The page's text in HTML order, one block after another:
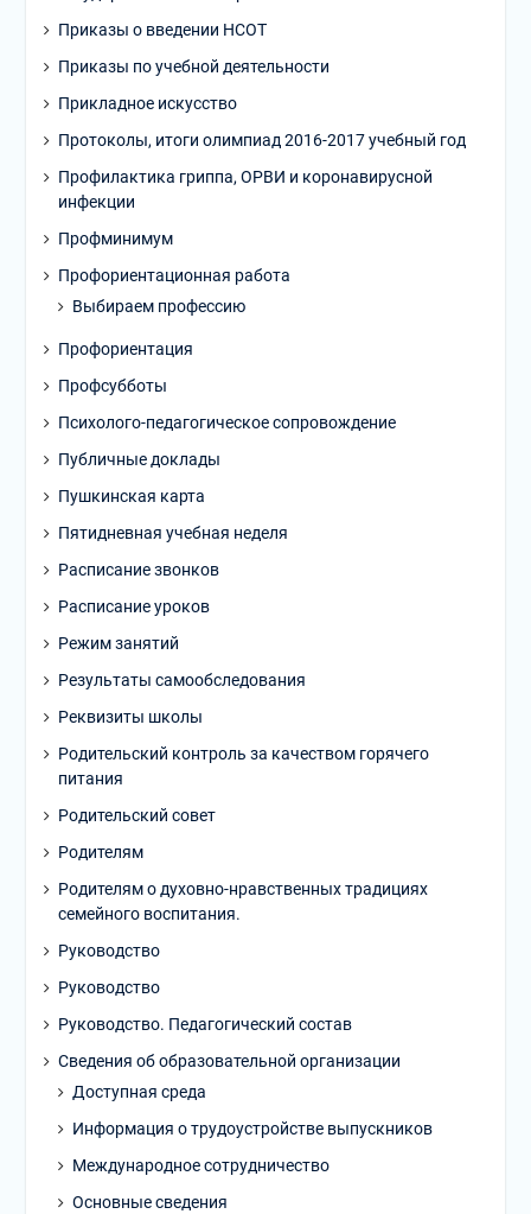
Приказы о введении НСОТ
Приказы по учебной деятельности
Прикладное искусство
Протоколы, итоги олимпиад 2016-2017 учебный год
Профилактика гриппа, ОРВИ и коронавирусной
инфекции
Профминимум
Профориентационная работа
Выбираем профессию
Профориентация
Профсубботы
Психолого-педагогическое сопровождение
Публичные доклады
Пушкинская карта
Пятидневная учебная неделя
Расписание звонков
Расписание уроков
Режим занятий
Результаты самообследования
Реквизиты школы
Родительский контроль за качеством горячего
питания
Родительский совет
Родителям
Родителям о духовно-нравственных традициях
семейного воспитания.
Руководство
Руководство
Руководство. Педагогический состав
Сведения об образовательной организации
Доступная среда
Информация о трудоустройстве выпускников
Международное сотрудничество
Основные сведения